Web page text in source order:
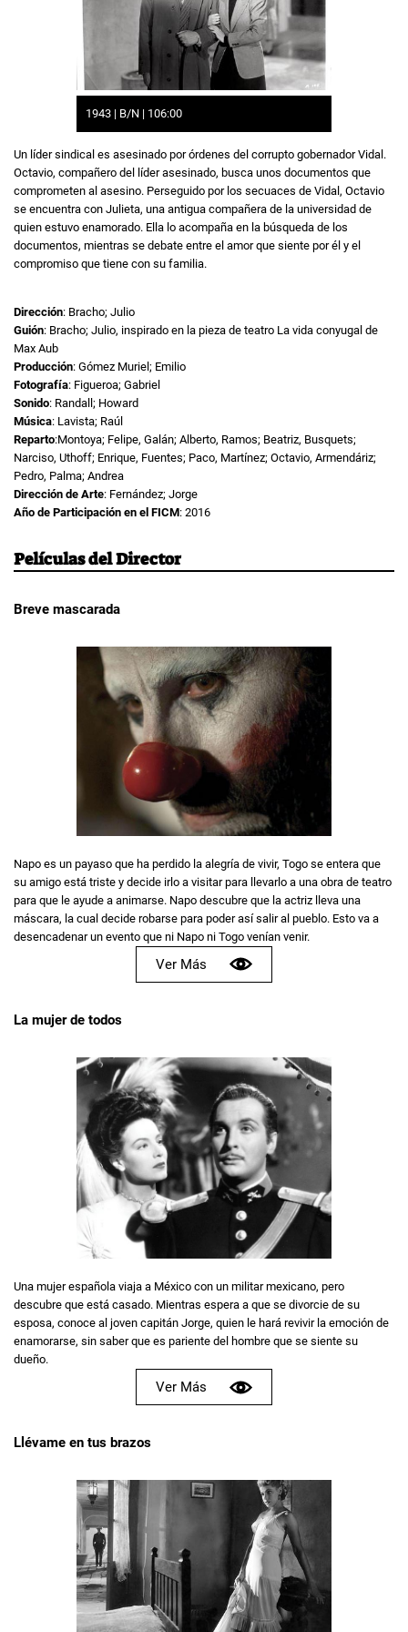
1943 | B/N | 106:00
Un líder sindical es asesinado por órdenes del corrupto gobernador Vidal.
Octavio, compañero del líder asesinado, busca unos documentos que
comprometen al asesino. Perseguido por los secuaces de Vidal, Octavio
se encuentra con Julieta, una antigua compañera de la universidad de
quien estuvo enamorado. Ella lo acompaña en la búsqueda de los
documentos, mientras se debate entre el amor que siente por él y el
compromiso que tiene con su familia.
Dirección: Bracho; Julio
Guión: Bracho; Julio, inspirado en la pieza de teatro La vida conyugal de
Max Aub
Producción: Gómez Muriel; Emilio
Fotografía: Figueroa; Gabriel
Sonido: Randall; Howard
Música: Lavista; Raúl
Reparto:Montoya; Felipe, Galán; Alberto, Ramos; Beatriz, Busquets;
Narciso, Uthoff; Enrique, Fuentes; Paco, Martínez; Octavio, Armendáriz;
Pedro, Palma; Andrea
Dirección de Arte: Fernández; Jorge
Año de Participación en el FICM: 2016
Películas del Director
Breve mascarada
Napo es un payaso que ha perdido la alegría de vivir, Togo se entera que
su amigo está triste y decide irlo a visitar para llevarlo a una obra de teatro
para que le ayude a animarse. Napo descubre que la actriz lleva una
máscara, la cual decide robarse para poder así salir al pueblo. Esto va a
desencadenar un evento que ni Napo ni Togo venían venir.
Ver Más
La mujer de todos
Una mujer española viaja a México con un militar mexicano, pero
descubre que está casado. Mientras espera a que se divorcie de su
esposa, conoce al joven capitán Jorge, quien le hará revivir la emoción de
enamorarse, sin saber que es pariente del hombre que se siente su
dueño.
Ver Más
Llévame en tus brazos